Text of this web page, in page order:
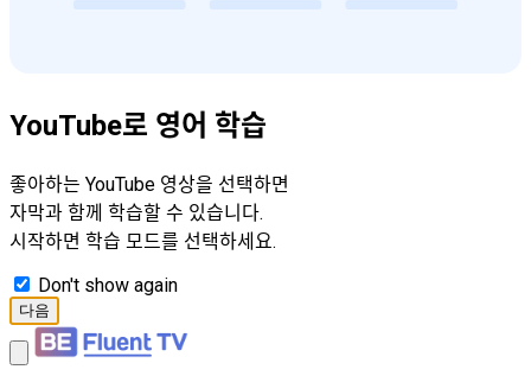
YouTube로 영어 학습
좋아하는 YouTube 영상을 선택하면
자막과 함께 학습할 수 있습니다.
시작하면 학습 모드를 선택하세요.
Don't show again
다음